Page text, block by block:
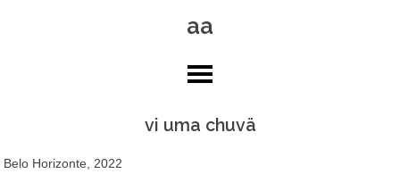
aa
vi uma chuvä
Belo Horizonte, 2022